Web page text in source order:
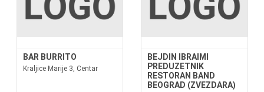
BAR BURRITO
Kraljice Marije 3, Centar
BEJDIN IBRAIMI
PREDUZETNIK
RESTORAN BAND
BEOGRAD (ZVEZDARA)